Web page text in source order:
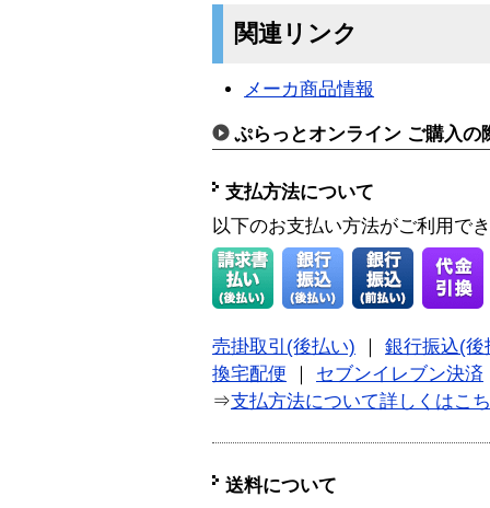
関連リンク
メーカ商品情報
ぷらっとオンライン ご購入の
支払方法について
以下のお支払い方法がご利用で
売掛取引(後払い)
銀行振込(後
換宅配便
セブンイレブン決済
⇒支払方法について詳しくはこ
送料について